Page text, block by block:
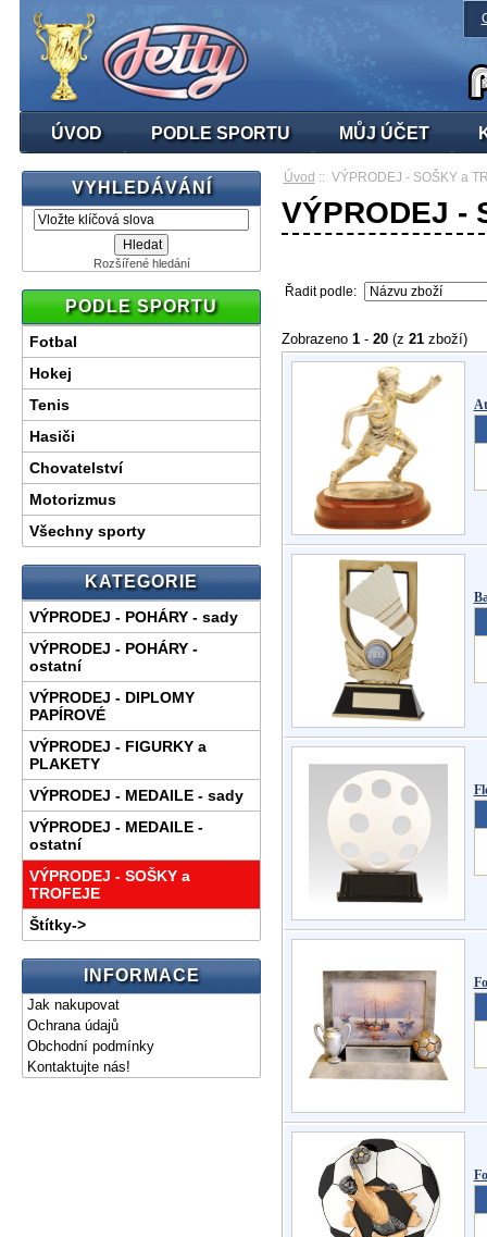
ÚVOD PODLE SPORTU MŮJ ÚČET
VYHLEDÁVÁNÍ
Rozšířené hledání
PODLE SPORTU
Fotbal
Hokej
Tenis
Hasiči
Chovatelství
Motorizmus
Všechny sporty
KATEGORIE
VÝPRODEJ - POHÁRY - sady
VÝPRODEJ - POHÁRY -
ostatní
VÝPRODEJ - DIPLOMY
PAPÍROVÉ
VÝPRODEJ - FIGURKY a
PLAKETY
VÝPRODEJ - MEDAILE - sady
VÝPRODEJ - MEDAILE -
ostatní
VÝPRODEJ - SOŠKY a
TROFEJE
Štítky->
INFORMACE
Jak nakupovat
Ochrana údajů
Obchodní podmínky
Kontaktujte nás!
Úvod :: VÝPRODEJ - SOŠKY a
VÝPRODEJ -
Řadit podle:
Zobrazeno 1- 20(z 21zboží)